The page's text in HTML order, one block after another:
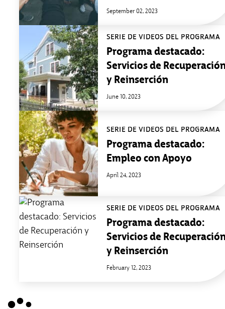
September 02, 2023
SERIE DE VÍDEOS DEL PROGRAMA
Programa destacado:
Servicios de
y Reinserción
June 10, 2023
SERIE DE VÍDEOS DEL PROGRAMA
Programa destacado:
Empleo con Apoyo
April 24, 2023
SERIE DE VÍDEOS DEL PROGRAMA
Programa destacado:
Servicios de
y Reinserción
February 12, 2023